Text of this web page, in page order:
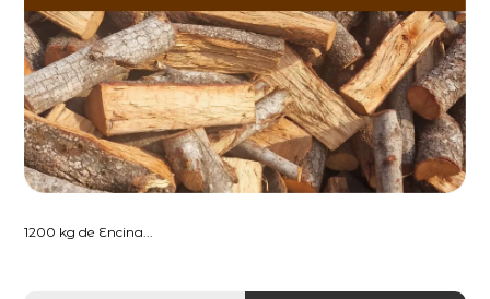
1200 kg de Encina...